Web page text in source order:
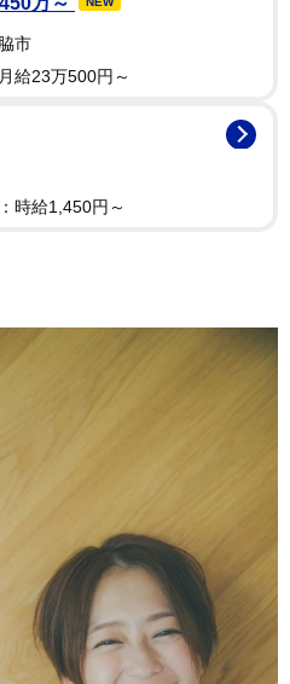
市
給23万500円～
時給1,450円～